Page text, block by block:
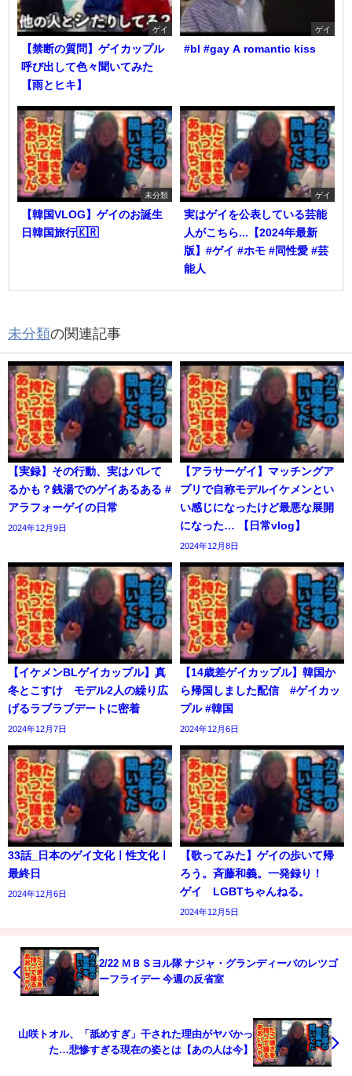
ゲイ
【禁断の質問】ゲイカップル
呼び出して色々聞いてみた
【雨とヒキ】
ゲイ
#bl #gay A romantic kiss
未分類
【韓国VLOG】ゲイのお誕生
日韓国旅行🇰🇷
ゲイ
実はゲイを公表している芸能
人がこちら...【2024年最新
版】#ゲイ #ホモ #同性愛 #芸
能人
未分類の関連記事
【実録】その行動、実はバレて
るかも？銭湯でのゲイあるある #
アラフォーゲイの日常
2024年12月9日
【アラサーゲイ】マッチングア
プリで自称モデルイケメンとい
い感じになったけど最悪な展開
になった… 【日常vlog】
2024年12月8日
【イケメンBLゲイカップル】真
冬とこすけ モデル2人の繰り広
げるラブラブデートに密着
2024年12月7日
【14歳差ゲイカップル】韓国か
ら帰国しました配信 #ゲイカッ
プル #韓国
2024年12月6日
33話_日本のゲイ文化ㅣ性文化ㅣ
最終日
2024年12月6日
【歌ってみた】ゲイの歩いて帰
ろう。斉藤和義。一発録り！
ゲイ LGBTちゃんねる。
2024年12月5日
2/22 ＭＢＳヨル隊 ナジャ・グランディーバのレツゴ
ーフライデー 今週の反省室
山咲トオル、「舐めすぎ」干された理由がヤバかっ
た…悲惨すぎる現在の姿とは【あの人は今】